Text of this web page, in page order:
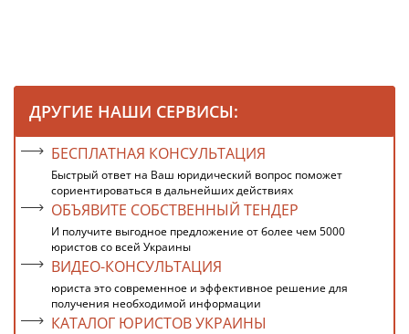
ДРУГИЕ НАШИ СЕРВИСЫ:
БЕСПЛАТНАЯ КОНСУЛЬТАЦИЯ
Быстрый ответ на Ваш юридический вопрос поможет
сориентироваться в дальнейших действиях
ОБЪЯВИТЕ СОБСТВЕННЫЙ ТЕНДЕР
И получите выгодное предложение от более чем 5000
юристов со всей Украины
ВИДЕО-КОНСУЛЬТАЦИЯ
юриста это современное и эффективное решение для
получения необходимой информации
КАТАЛОГ ЮРИСТОВ УКРАИНЫ